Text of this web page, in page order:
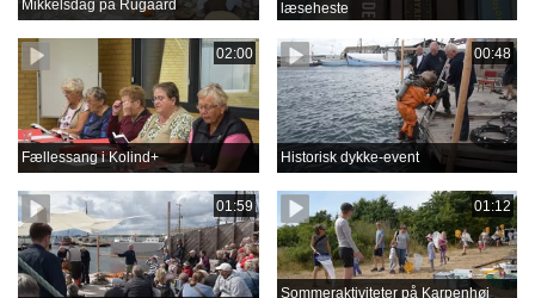
Mikkelsdag på Rugaard læseheste
02:00
Fællessang i Kolind+
00:48
Historisk dykke-event
01:59 01:12
Sommeraktiviteter på Karpenhøj